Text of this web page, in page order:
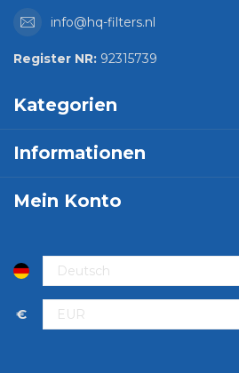
info@hq-filters.nl
Register NR: 92315739
Kategorien
Informationen
Mein Konto
€